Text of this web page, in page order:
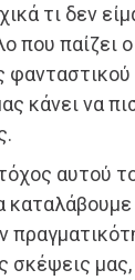
τι δεν
που παίζει
κάνει να
αυτού
καταλάβουμε
σκέψεις